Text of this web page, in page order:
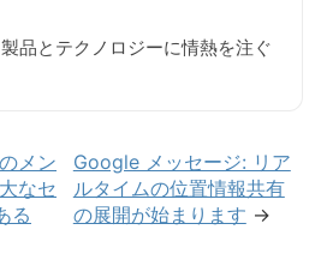
品とテクノロジーに情熱を注ぐ
メン
なセ
る
Google メッセージ: リア
ルタイムの位置情報共有
の展開が始まります →